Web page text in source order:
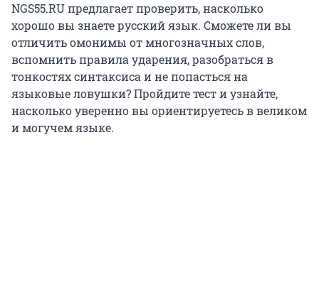
NGS55.RU предлагает проверить, насколько
хорошо вы знаете русский язык. Сможете ли вы
отличить омонимы от многозначных слов,
вспомнить правила ударения, разобраться в
тонкостях синтаксиса и не попасться на
языковые ловушки? Пройдите тест и узнайте,
насколько уверенно вы ориентируетесь в великом
и могучем языке.